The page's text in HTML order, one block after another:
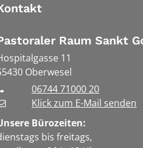
Raum Sankt
11
Oberwesel
06744 71000 20
Klick zum E-Mail senden
Bürozeiten:
bis freitags,